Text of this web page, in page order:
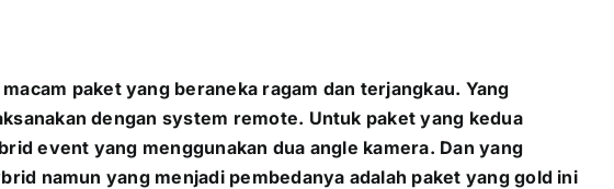
paket yang beraneka ragam dan terjangkau. Yang
dengan system remote. Untuk paket yang kedua
event yang menggunakan dua angle kamera. Dan yang
namun yang menjadi pembedanya adalah paket yang gold ini